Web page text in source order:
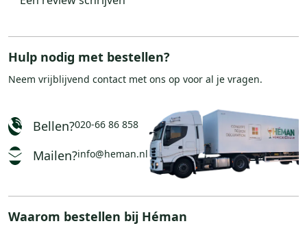
Hulp nodig met bestellen?
Neem vrijblijvend contact met ons op voor al je vragen.
Bellen?020-66 86 858
Mailen?info@heman.nl
Waarom bestellen bij Héman